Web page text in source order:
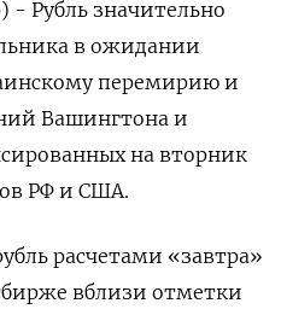
Рубль значительно
в ожидании
перемирию и
Вашингтона и
на вторник
РФ и США.
расчетами «завтра»
вблизи отметки